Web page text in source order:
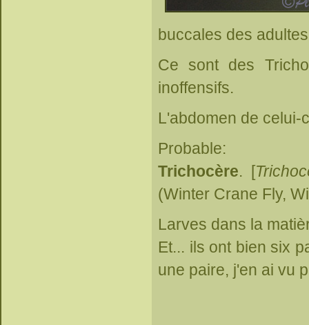
buccales des
Ce sont des
inoffensifs.
L'abdomen de celui-
Probable:
Trichocère. [
(Winter Crane Fly,
Larves dans la
Et... ils ont bien six
une paire, j'en ai vu